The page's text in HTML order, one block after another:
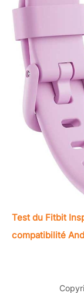
Test du Fitbit
compatibilité